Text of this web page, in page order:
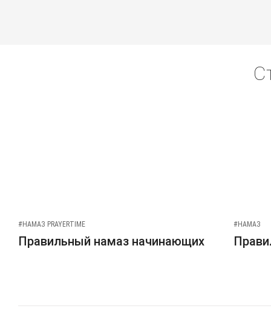
#НАМАЗ PRAYERTIME
Правильный намаз начинающих
#НАМАЗ